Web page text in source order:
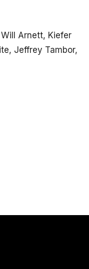
Arnett, Kiefer
Jeffrey Tambor,